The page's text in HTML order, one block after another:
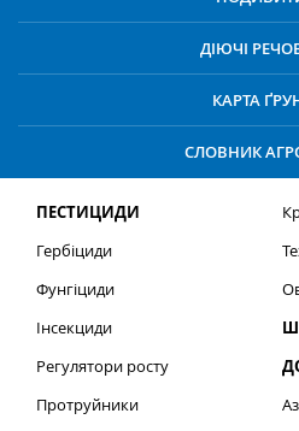
ДІЮЧІ
КАРТА
СЛОВНИК
ПЕСТИЦИДИ
Гербіциди
Фунгіциди
Інсекциди
Регулятори росту
Протруйники